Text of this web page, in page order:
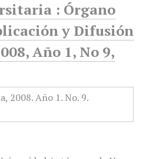
: Órgano
y Difusión
Año 1, No 9,